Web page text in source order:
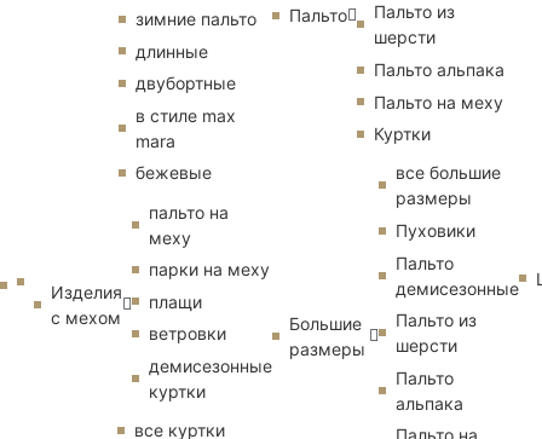
зимние пальто
длинные
двубортные
в стиле max
mara
бежевые
Изделия
с мехом
пальто на
меху
парки на меху
плащи
ветровки
демисезонные
куртки
все куртки
Пальто
Пальто из
шерсти
Пальто альпака
Пальто на меху
Куртки
Большие
размеры
все большие
размеры
Пуховики
Пальто
демисезонные
Пальто из
шерсти
Пальто
альпака